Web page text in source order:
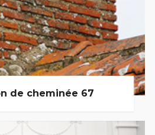
de cheminée 67